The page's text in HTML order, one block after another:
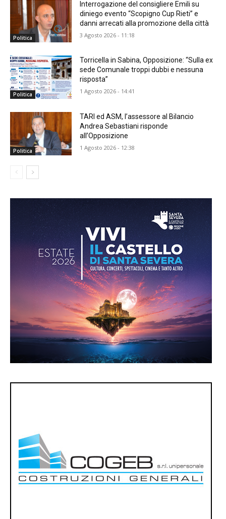
Politica
Interrogazione del consigliere Emili su
diniego evento “Scopigno Cup Rieti” e
danni arrecati alla promozione della città
3 Agosto 2026 - 11:18
Politica
Torricella in Sabina, Opposizione: “Sulla ex
sede Comunale troppi dubbi e nessuna
risposta”
1 Agosto 2026 - 14:41
Politica
TARI ed ASM, l’assessore al Bilancio
Andrea Sebastiani risponde
all’Opposizione
1 Agosto 2026 - 12:38